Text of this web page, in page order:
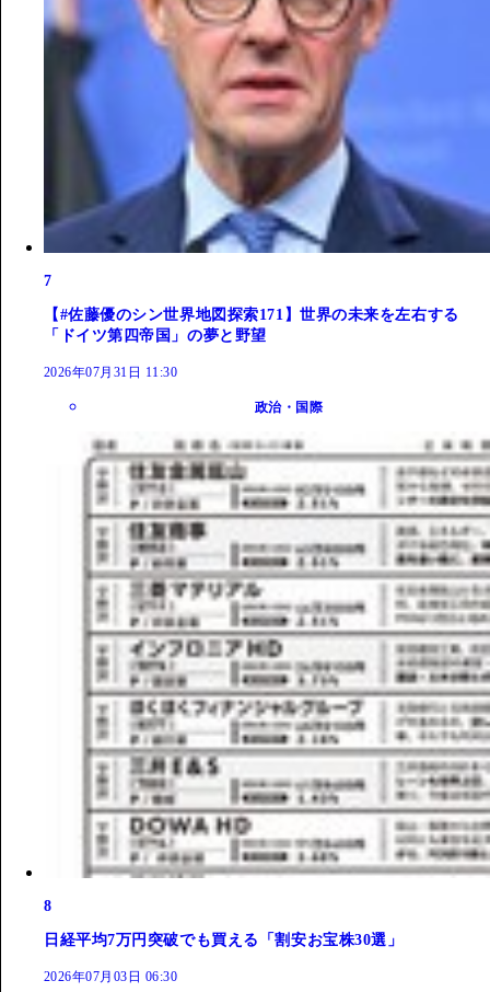
7
【#佐藤優のシン世界地図探索171】世界の未来を左右する
「ドイツ第四帝国」の夢と野望
2026年07月31日 11:30
政治・国際
8
日経平均7万円突破でも買える「割安お宝株30選」
2026年07月03日 06:30